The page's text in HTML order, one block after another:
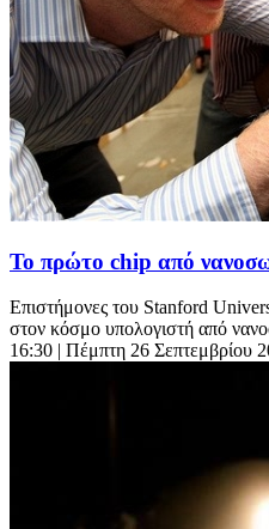
Το πρώτο chip από
Επιστήμονες του Stanford
στον κόσμο υπολογιστή από
16:30 | Πέμπτη 26 Σεπτεμβρίου